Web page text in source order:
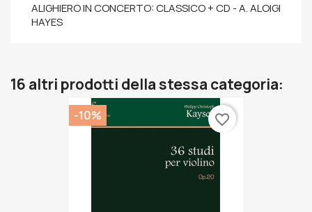
ALIGHIERO IN CONCERTO: CLASSICO + CD - A. ALOIGI
HAYES
16 altri prodotti della stessa categoria:
-10% favorite_border